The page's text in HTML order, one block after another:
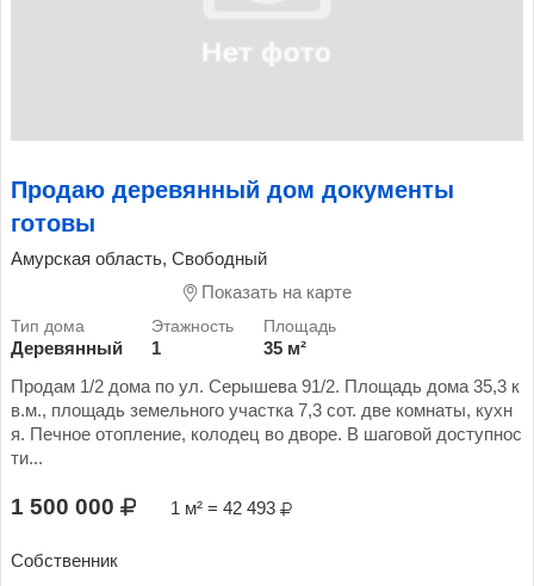
Продаю деревянный дом документы
готовы
Амурская область, Свободный
Показать на карте
Деревянный 1
35 м²
Продам 1/2 дома по ул. Серышева 91/2. Площадь дома 35,3 к
в.м., площадь земельного участка 7,3 сот. две комнаты, кухн
я. Печное отопление, колодец во дворе. В шаговой доступнос
ти...
1 500 000 1 м² = 42 493
Собственник